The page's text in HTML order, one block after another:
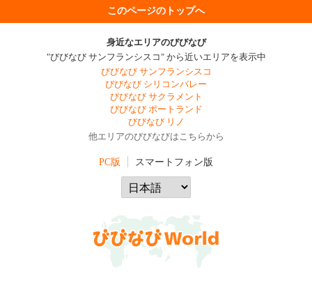
このページのトップへ
身近なエリアのびびなび
"びびなび サンフランシスコ" から近いエリアを表示中
びびなび サンフランシスコ
びびなび シリコンバレー
びびなび サクラメント
びびなび ポートランド
びびなび リノ
他エリアのびびなびはこちらから
PC版 スマートフォン版